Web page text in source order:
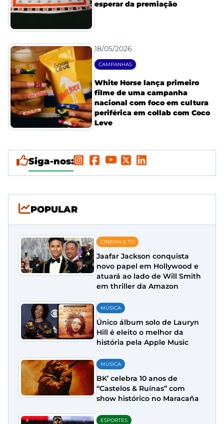
esperar da premiação
18/05/2026
CAMPANHAS
White Horse lança primeiro
filme de uma campanha
nacional com foco em cultura
periférica em collab com Coco
Leve
Siga-nos:
POPULAR
CINEMA E TV
Jaafar Jackson conquista
novo papel em Hollywood e
atuará ao lado de Will Smith
em thriller da Amazon
MÚSICA
Único álbum solo de Lauryn
Hill é eleito o melhor da
história pela Apple Music
MÚSICA
BK’ celebra 10 anos de
“Castelos & Ruínas” com
show histórico no Maracaña
ESPORTES